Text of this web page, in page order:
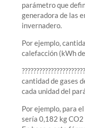
parámetro que
generadora de las
invernadero.
Por ejemplo,
calefacción (kWh
cantidad de gases
cada unidad del
Por ejemplo, para
sería 0,182 kg